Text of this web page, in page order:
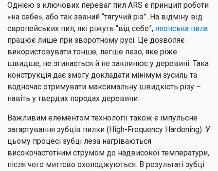
Однією з ключових переваг пил ARS є принцип роботи
«на себе», або так званий “тягучий різ”. На відміну від
європейських пил, які ріжуть “від себе”, японська пила
працює лише при зворотному русі. Це дозволяє
використовувати тонше, легше лезо, яке ріже
швидше, не згинається й не заклинює у деревині. Така
конструкція дає змогу докладати мінімум зусиль та
водночас отримувати максимальну швидкість різу –
навіть у твердих породах деревини.
Важливим елементом технології також є імпульсне
загартування зубців пилки (High-Frequency Hardening). У
цьому процесі зубці леза нагріваються
високочастотним струмом до надвисокої температури,
після чого миттєво охолоджуються. В результаті зубці